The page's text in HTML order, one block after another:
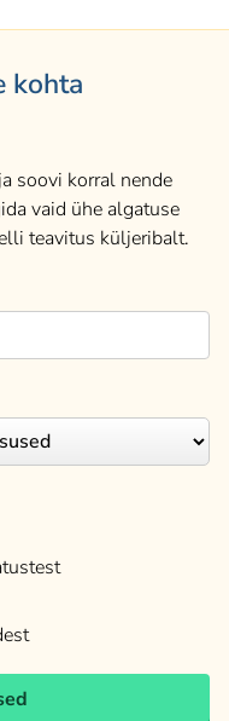
kohta
soovi korral nende
vaid ühe algatuse
teavitus küljeribalt.